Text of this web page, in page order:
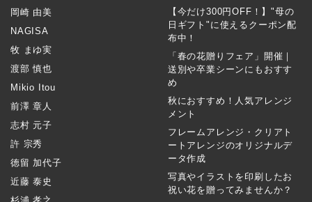
岡崎 由美
NAGISA
牧 まゆ実
渡部 慎也
Mikio Itou
前澤 章人
志村 元子
許 宗秀
徳留 加代子
近藤 泰史
【今だけ300円OFF！】"母の
日ギフト"に使えるクーポン配
布中！
「春の花贈りフェア」開催｜
送別や卒業シーンにもおすす
め
秋におすすめ！人気アレンジ
メント
フレームアレンジ・クリアト
ートアレンジのオリジナルデ
ータ作成
写真やイラストを印刷したお
祝い花を贈ってみませんか？